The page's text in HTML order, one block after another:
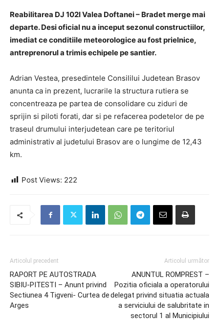
Reabilitarea DJ 102I Valea Doftanei – Bradet merge mai
departe. Desi oficial nu a inceput sezonul constructiilor,
imediat ce conditiile meteorologice au fost prielnice,
antreprenorul a trimis echipele pe santier.
Adrian Vestea, presedintele Consililui Judetean Brasov
anunta ca in prezent, lucrarile la structura rutiera se
concentreaza pe partea de consolidare cu ziduri de
sprijin si piloti forati, dar si pe refacerea podetelor de pe
traseul drumului interjudetean care pe teritoriul
administrativ al judetului Brasov are o lungime de 12,43
km.
Post Views: 222
Articolul precedent
RAPORT PE AUTOSTRADA
SIBIU-PITESTI – Anunt privind
Sectiunea 4 Tigveni- Curtea de
Arges
Articolul următor
ANUNTUL ROMPREST –
Pozitia oficiala a operatorului
delegat privind situatia actuala
a serviciului de salubritate in
sectorul 1 al Municipiului